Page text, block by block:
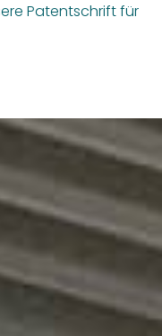
Patentschrift für